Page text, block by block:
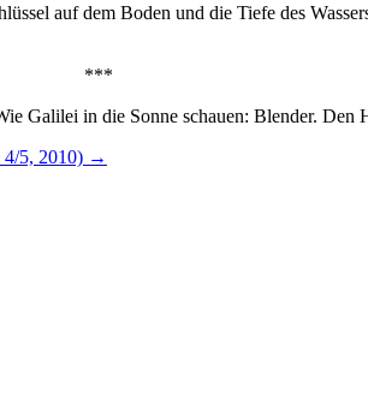
auf dem Boden und die Tiefe des
***
Galilei in die Sonne schauen: Blender. Den
4/5, 2010) →